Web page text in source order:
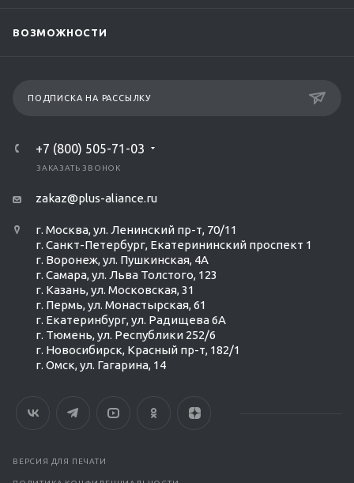
ВОЗМОЖНОСТИ
ПОДПИСКА НА РАССЫЛКУ
+7 (800) 505-71-03
ЗАКАЗАТЬ ЗВОНОК
zakaz@plus-aliance.ru
г. Москва, ул. Ленинский пр-т, 70/11
г. Санкт-Петербург, Екатерининский проспект 1
г. Воронеж, ул. Пушкинская, 4А
г. Самара, ул. Льва Толстого, 123
г. Казань, ул. Московская, 31
г. Пермь, ул. Монастырская, 61
г. Екатеринбург, ул. Радищева 6А
г. Тюмень, ул. Республики 252/6
г. Новосибирск, Красный пр-т, 182/1
г. Омск, ул. ​Гагарина, 14
ВЕРСИЯ ДЛЯ ПЕЧАТИ